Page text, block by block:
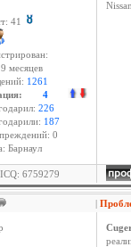
41
месяцев
1261
4
226
187
0
Барнаул
ICQ: 6759279
|